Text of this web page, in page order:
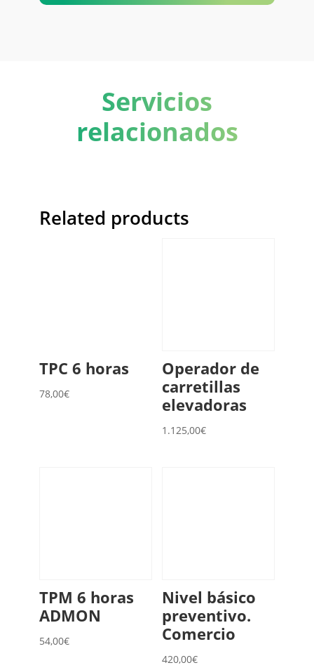
Servicios
relacionados
Related products
TPC 6 horas
78,00€
Operador de
carretillas
elevadoras
1.125,00€
TPM 6 horas
ADMON
54,00€
Nivel básico
preventivo.
Comercio
420,00€